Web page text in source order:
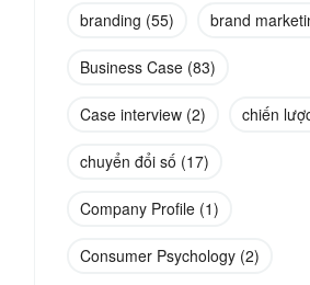
branding (55) brand
Business Case (83)
Case interview (2) chiến
chuyển đổi số (17)
Company Profile (1)
Consumer Psychology (2)